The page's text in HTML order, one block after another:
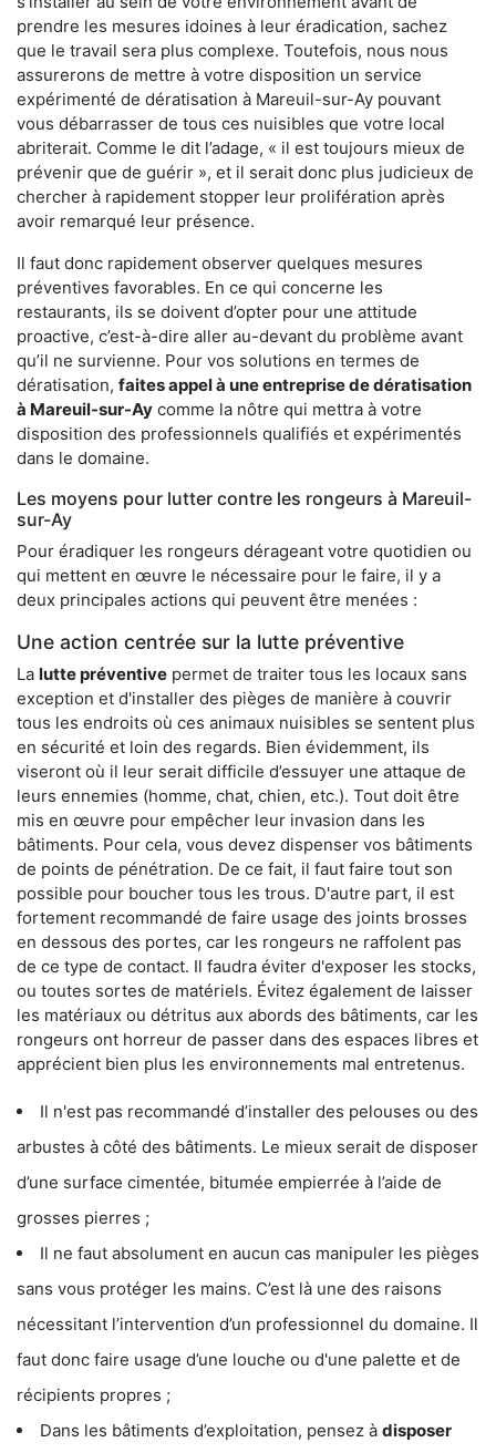
prendre les mesures idoines à leur éradication, sachez
que le travail sera plus complexe. Toutefois, nous nous
assurerons de mettre à votre disposition un service
expérimenté de dératisation à Mareuil-sur-Ay pouvant
vous débarrasser de tous ces nuisibles que votre local
abriterait. Comme le dit l’adage, « il est toujours mieux de
prévenir que de guérir », et il serait donc plus judicieux de
chercher à rapidement stopper leur prolifération après
avoir remarqué leur présence.
Il faut donc rapidement observer quelques mesures
préventives favorables. En ce qui concerne les
restaurants, ils se doivent d’opter pour une attitude
proactive, c’est-à-dire aller au-devant du problème avant
qu’il ne survienne. Pour vos solutions en termes de
dératisation, faites appel à une entreprise de dératisation
à Mareuil-sur-Ay comme la nôtre qui mettra à votre
disposition des professionnels qualifiés et expérimentés
dans le domaine.
Les moyens pour lutter contre les rongeurs à Mareuil-
sur-Ay
Pour éradiquer les rongeurs dérageant votre quotidien ou
qui mettent en œuvre le nécessaire pour le faire, il y a
deux principales actions qui peuvent être menées :
Une action centrée sur la lutte préventive
La lutte préventive permet de traiter tous les locaux sans
exception et d'installer des pièges de manière à couvrir
tous les endroits où ces animaux nuisibles se sentent plus
en sécurité et loin des regards. Bien évidemment, ils
viseront où il leur serait difficile d’essuyer une attaque de
leurs ennemies (homme, chat, chien, etc.). Tout doit être
mis en œuvre pour empêcher leur invasion dans les
bâtiments. Pour cela, vous devez dispenser vos bâtiments
de points de pénétration. De ce fait, il faut faire tout son
possible pour boucher tous les trous. D'autre part, il est
fortement recommandé de faire usage des joints brosses
en dessous des portes, car les rongeurs ne raffolent pas
de ce type de contact. Il faudra éviter d'exposer les stocks,
ou toutes sortes de matériels. Évitez également de laisser
les matériaux ou détritus aux abords des bâtiments, car les
rongeurs ont horreur de passer dans des espaces libres et
apprécient bien plus les environnements mal entretenus.
Il n'est pas recommandé d’installer des pelouses ou des
arbustes à côté des bâtiments. Le mieux serait de disposer
d’une surface cimentée, bitumée empierrée à l’aide de
grosses pierres ;
Il ne faut absolument en aucun cas manipuler les pièges
sans vous protéger les mains. C’est là une des raisons
nécessitant l’intervention d’un professionnel du domaine. Il
faut donc faire usage d’une louche ou d'une palette et de
récipients propres ;
Dans les bâtiments d’exploitation, pensez à disposer